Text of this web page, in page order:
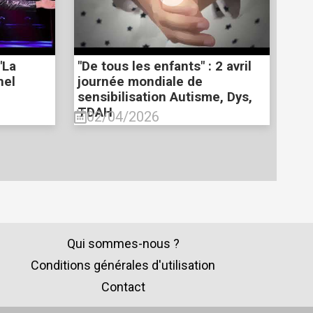
"De tous les enfants" : 2 avril
journée mondiale de
sensibilisation Autisme, Dys,
TDAH
02/04/2026
Qui sommes-nous ?
Conditions générales d'utilisation
Contact